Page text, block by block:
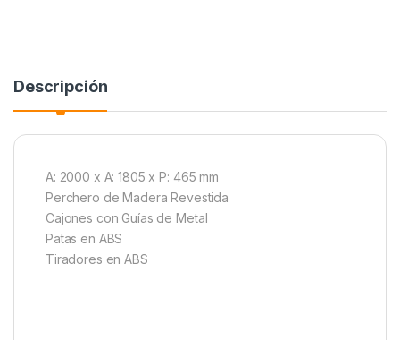
Descripción
A: 2000 x A: 1805 x P: 465 mm
Perchero de Madera Revestida
Cajones con Guías de Metal
Patas en ABS
Tiradores en ABS